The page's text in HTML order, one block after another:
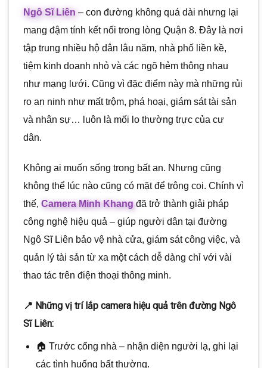
Ngô Sĩ Liên – con đường không quá dài nhưng lại
mang đậm tính kết nối trong lòng Quận 8. Đây là nơi
tập trung nhiều hộ dân lâu năm, nhà phố liền kề,
tiệm kinh doanh nhỏ và các ngõ hẻm thông nhau
như mạng lưới. Cũng vì đặc điểm này mà những rủi
ro an ninh như mất trộm, phá hoại, giám sát tài sản
và nhân sự… luôn là mối lo thường trực của cư
dân.
Không ai muốn sống trong bất an. Nhưng cũng
không thể lúc nào cũng có mặt để trông coi. Chính vì
thế, Camera Minh Khangđã trở thành giải pháp
công nghệ hiệu quả – giúp người dân tại đường
Ngô Sĩ Liên bảo vệ nhà cửa, giám sát công việc, và
quản lý tài sản từ xa một cách dễ dàng chỉ với vài
thao tác trên điện thoại thông minh.
📍 Những vị trí lắp camera hiệu quả trên đường Ngô
Sĩ Liên:
🏠 Trước cổng nhà – nhận diện người lạ, ghi lại
các tình huống bất thường.